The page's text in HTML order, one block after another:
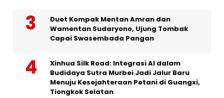
Duet Kompak Mentan Amran dan
Wamentan Sudaryono, Ujung Tombak
Capai Swasembada Pangan
Xinhua Silk Road: Integrasi AI dalam
Budidaya Sutra Murbei Jadi Jalur Baru
Menuju Kesejahteraan Petani di Guangxi,
Tiongkok Selatan